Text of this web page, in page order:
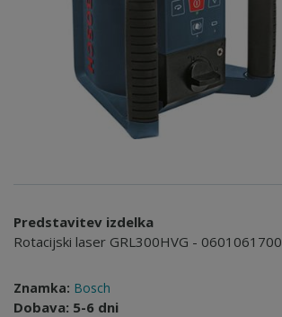
Predstavitev izdelka
Rotacijski laser GRL300HVG - 0601061700
Znamka: Bosch
Dobava: 5-6 dni